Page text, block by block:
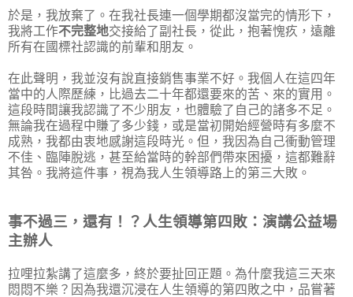
於是，我放棄了。在我社長連一個學期都沒當完的情形下，
我將工作不完整地交接給了副社長，從此，抱著愧疚，遠離
所有在國標社認識的前輩和朋友。
在此聲明，我並沒有說直接銷售事業不好。我個人在這四年
當中的人際歷練，比過去二十年都還要來的苦、來的實用。
這段時間讓我認識了不少朋友，也體驗了自己的諸多不足。
無論我在過程中賺了多少錢，或是當初開始經營時有多麼不
成熟，我都由衷地感謝這段時光。但，我因為自己衝動管理
不佳、臨陣脫逃，甚至給當時的幹部們帶來困擾，這都難辭
其咎。我將這件事，視為我人生領導路上的第三大敗。
事不過三，還有！？人生領導第四敗：演講公益場
主辦人
拉哩拉紮講了這麼多，終於要扯回正題。為什麼我這三天來
悶悶不樂？因為我還沉浸在人生領導的第四敗之中，品嘗著